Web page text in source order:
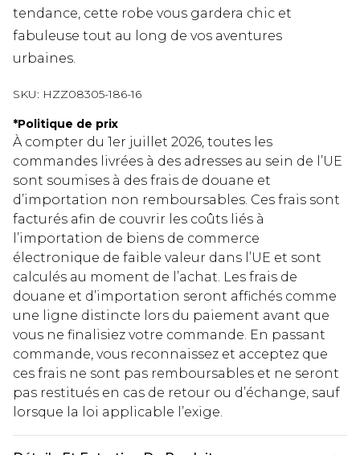
tendance, cette robe vous gardera chic et
fabuleuse tout au long de vos aventures
urbaines.
SKU: HZZ08305-186-16
*Politique de prix
À compter du 1er juillet 2026, toutes les
commandes livrées à des adresses au sein de l’UE
sont soumises à des frais de douane et
d’importation non remboursables. Ces frais sont
facturés afin de couvrir les coûts liés à
l’importation de biens de commerce
électronique de faible valeur dans l’UE et sont
calculés au moment de l’achat. Les frais de
douane et d’importation seront affichés comme
une ligne distincte lors du paiement avant que
vous ne finalisiez votre commande. En passant
commande, vous reconnaissez et acceptez que
ces frais ne sont pas remboursables et ne seront
pas restitués en cas de retour ou d’échange, sauf
lorsque la loi applicable l’exige.